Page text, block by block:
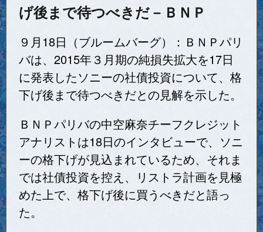
げ後まで待つべきだ－ＢＮＰ
９月18日（ブルームバーグ）：ＢＮＰパリ
バは、2015年３月期の純損失拡大を17日
に発表したソニーの社債投資について、格
下げ後まで待つべきだとの見解を示した。
ＢＮＰパリバの中空麻奈チーフクレジット
アナリストは18日のインタビューで、ソニ
ーの格下げが見込まれているため、それま
では社債投資を控え、リストラ計画を見極
めた上で、格下げ後に買うべきだと語っ
た。